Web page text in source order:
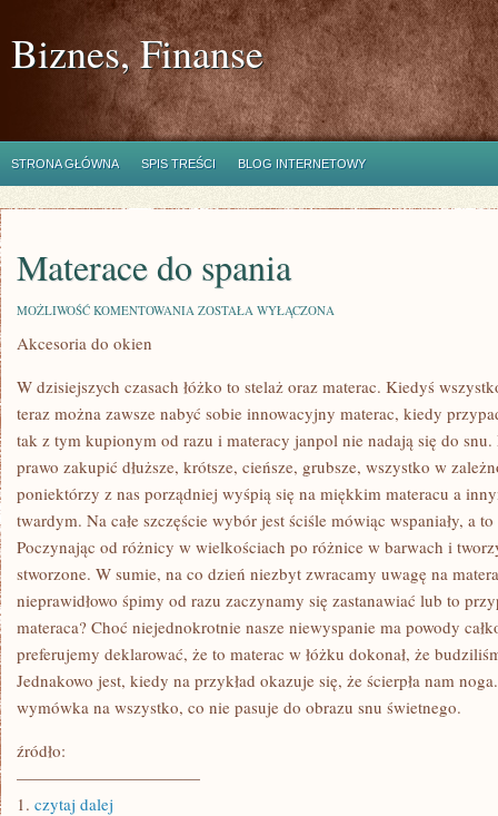
Biznes, Finanse
STRONA GŁÓWNA SPIS TREŚCI BLOG INTERNETOWY
Materace do spania
MOŻLIWOŚĆ KOMENTOWANIA MATERACE
ZOSTAŁA WYŁĄCZONA
Akcesoria do okien
W dzisiejszych czasach łóżko to stelaż oraz materac. Kiedyś
teraz można zawsze nabyć sobie innowacyjny materac, kiedy
tak z tym kupionym od razu i materacy janpol nie nadają się do snu.
prawo zakupić dłuższe, krótsze, cieńsze, grubsze, wszystko w
poniektórzy z nas porządniej wyśpią się na miękkim materacu a
twardym. Na całe szczęście wybór jest ściśle mówiąc wspaniały, a
Poczynając od różnicy w wielkościach po różnice w barwach i
stworzone. W sumie, na co dzień niezbyt zwracamy uwagę na
nieprawidłowo śpimy od razu zaczynamy się zastanawiać lub to
materaca? Choć niejednokrotnie nasze niewyspanie ma powody
preferujemy deklarować, że to materac w łóżku dokonał, że
Jednakowo jest, kiedy na przykład okazuje się, że ścierpła nam
wymówka na wszystko, co nie pasuje do obrazu snu świetnego.
źródło:
———————————
1. czytaj dalej